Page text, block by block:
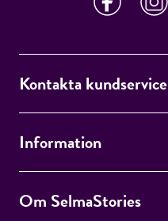
Kontakta kundservice
Information
Om SelmaStories